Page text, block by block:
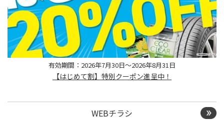
有効期間：2026年7月30日～2026年8月31日
【はじめて割】特別クーポン進呈中！
WEBチラシ